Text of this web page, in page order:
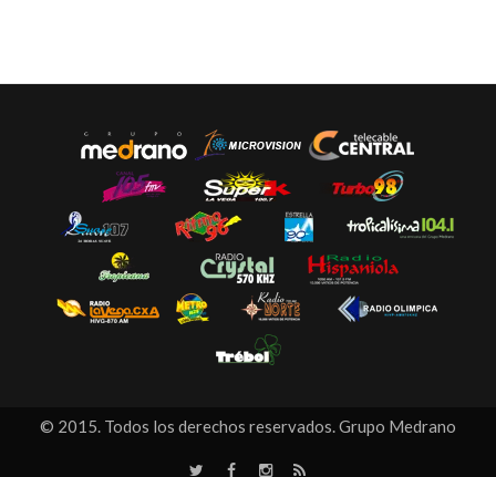
© 2015. Todos los derechos reservados. Grupo Medrano
F I R